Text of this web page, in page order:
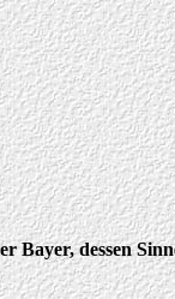
Bayer, dessen